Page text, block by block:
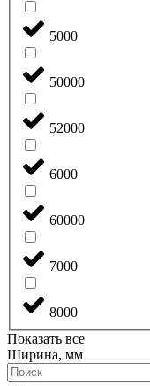
5000
50000
52000
6000
60000
7000
8000
Показать все
Ширина, мм